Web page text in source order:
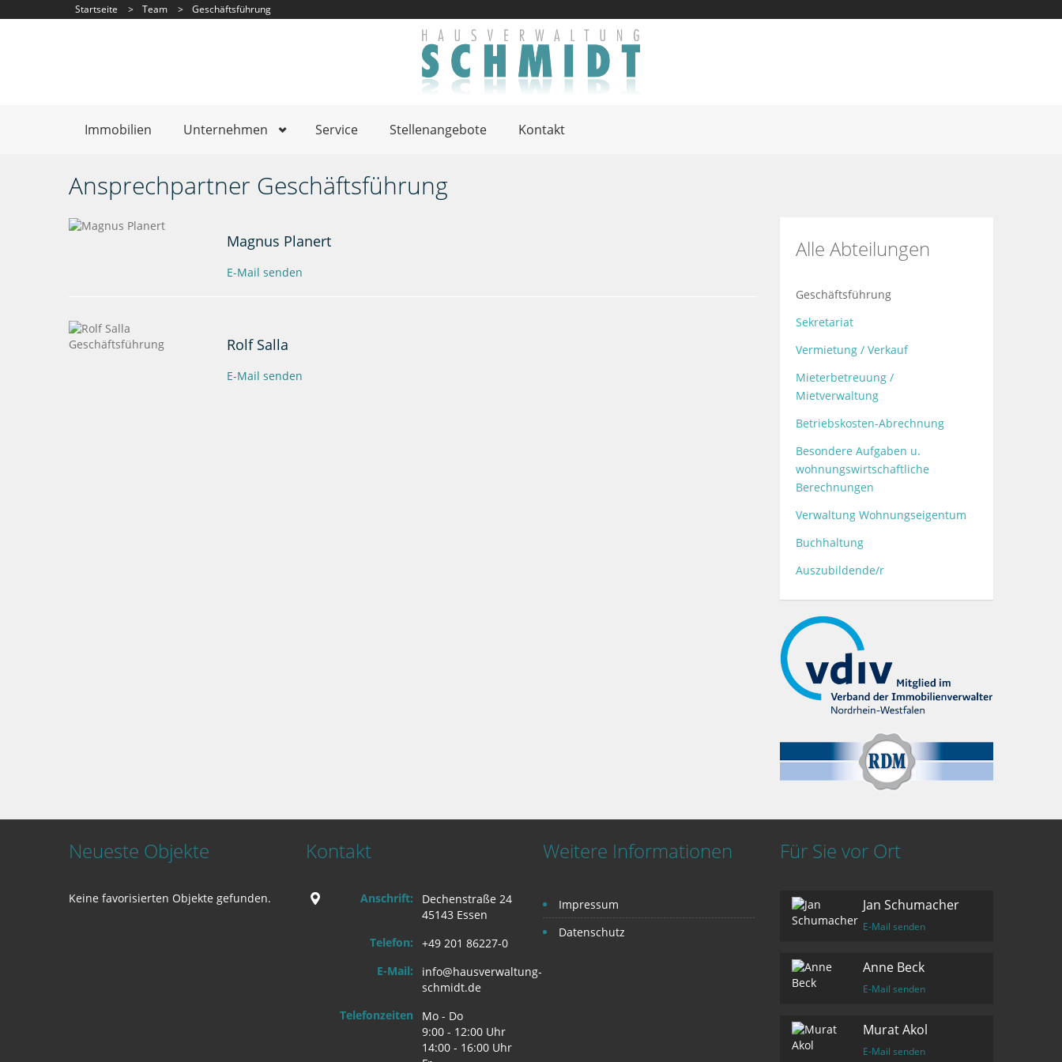
Startseite > Team > Geschäftsführung
Immobilien Unternehmen Service Stellenangebote Kontakt
Ansprechpartner Geschäftsführung
Magnus Planert
E-Mail senden
Rolf Salla
E-Mail senden
Alle Abteilungen
Geschäftsführung
Sekretariat
Vermietung / Verkauf
Mieterbetreuung /
Mietverwaltung
Betriebskosten-Abrechnung
Besondere Aufgaben u.
wohnungswirtschaftliche
Berechnungen
Verwaltung Wohnungseigentum
Buchhaltung
Auszubildende/r
Neueste Objekte
Keine favorisierten Objekte gefunden.
Kontakt
Anschrift:
Dechenstraße 24
45143 Essen
Telefon:
+49 201 86227-0
E-Mail:
info@hausverwaltung-
schmidt.de
Telefonzeiten
Mo - Do
9:00 - 12:00 Uhr
14:00 - 16:00 Uhr
Weitere Informationen
Impressum
Datenschutz
Für Sie vor Ort
Jan Schumacher
E-Mail senden
Anne Beck
E-Mail senden
Murat Akol
E-Mail senden